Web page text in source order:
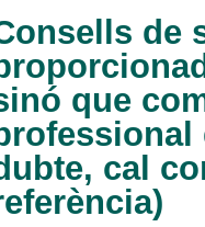
de
que
cal